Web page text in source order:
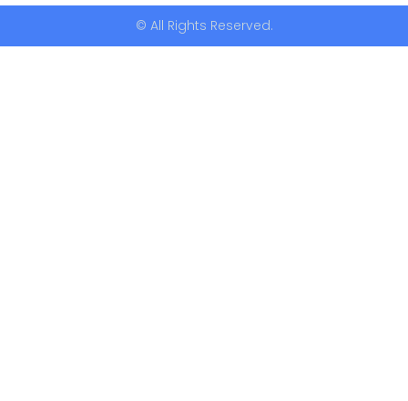
© All Rights Reserved.